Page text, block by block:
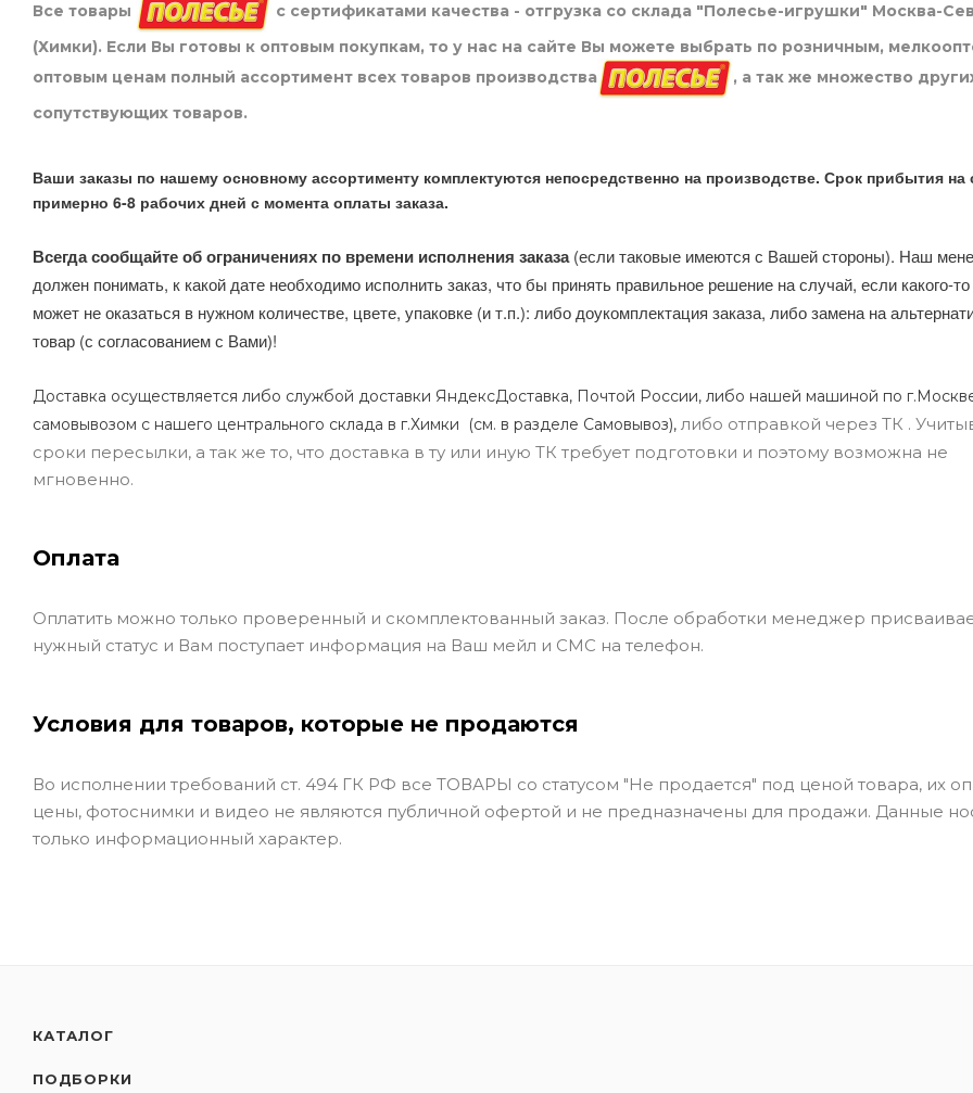
Все товары
с сертификатами качества - отгрузка со склада "Полесье-игрушки" Москва-
(Химки). Если Вы готовы к оптовым покупкам, то у нас на сайте Вы можете выбрать по розничным,
оптовым ценам полный ассортимент всех товаров производства
, а так же множество
сопутствующих товаров.
Ваши заказы по нашему основному ассортименту комплектуются непосредственно на производстве. Срок прибытия на
примерно 6-8 рабочих дней с момента оплаты заказа.
Всегда сообщайте об ограничениях по времени исполнения заказа(если таковые имеются с Вашей стороны). Наш
должен понимать, к какой дате необходимо исполнить заказ, что бы принять правильное решение на случай, если какого-
может не оказаться в нужном количестве, цвете, упаковке (и т.п.): либо доукомплектация заказа, либо замена на
товар (с согласованием с Вами)!
Доставка осуществляется либо службой доставки ЯндексДоставка, Почтой России, либо нашей машиной по
самовывозом с нашего центрального склада в г.Химки (см. в разделе Самовывоз), либо отправкой через ТК .
сроки пересылки, а так же то, что доставка в ту или иную ТК требует подготовки и поэтому возможна не
мгновенно.
Оплата
Оплатить можно только проверенный и скомплектованный заказ. После обработки менеджер
нужный статус и Вам поступает информация на Ваш мейл и СМС на телефон.
Условия для товаров, которые не продаются
Во исполнении требований ст. 494 ГК РФ все ТОВАРЫ со статусом "Не продается" под ценой товара, их
цены, фотоснимки и видео не являются публичной офертой и не предназначены для продажи. Данные
только информационный характер.
КАТАЛОГ
ПОДБОРКИ